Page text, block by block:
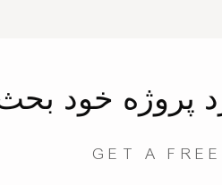
پروژه خود
GET A